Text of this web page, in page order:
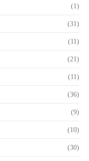
(1)
(31)
(11)
(21)
(11)
(36)
(9)
(10)
(30)